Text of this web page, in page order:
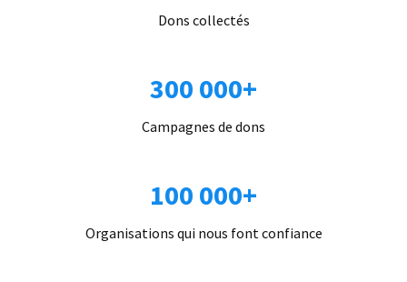
Dons collectés
300 000+
Campagnes de dons
100 000+
Organisations qui nous font confiance